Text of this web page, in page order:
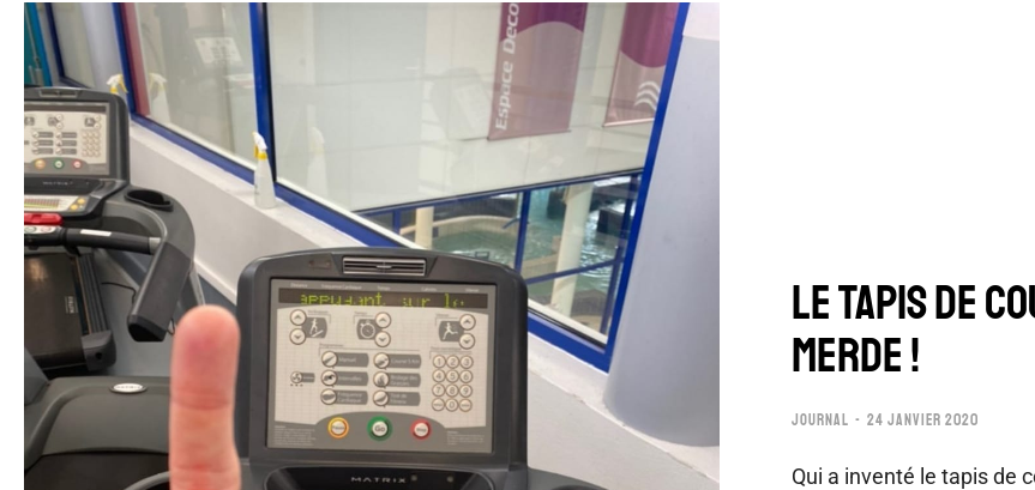
LE TAPIS DE
MERDE !
JOURNAL 24 JANVIER 2020
Qui a inventé le tapis de